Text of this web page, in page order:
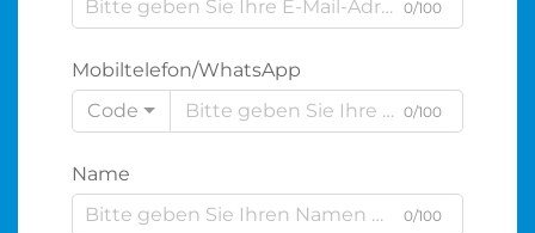
0/100
Mobiltelefon/WhatsApp
Code
0/100
Name
0/100